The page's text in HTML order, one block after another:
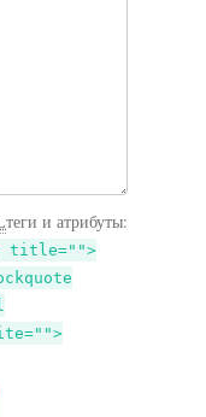
теги и атрибуты:
title="">